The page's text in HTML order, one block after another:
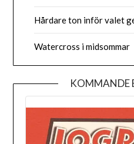
Hårdare ton inför valet
Watercross i midsommar
KOMMANDE